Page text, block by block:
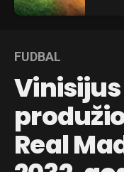
FUDBAL
Real